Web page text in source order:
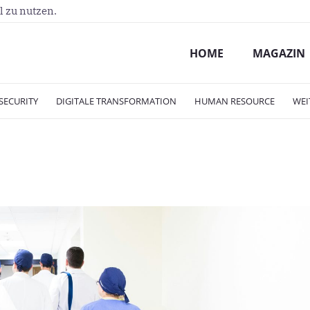
zu nutzen.
HOME MAGAZIN
DIGITALE TRANSFORMATION HUMAN RESOURCE